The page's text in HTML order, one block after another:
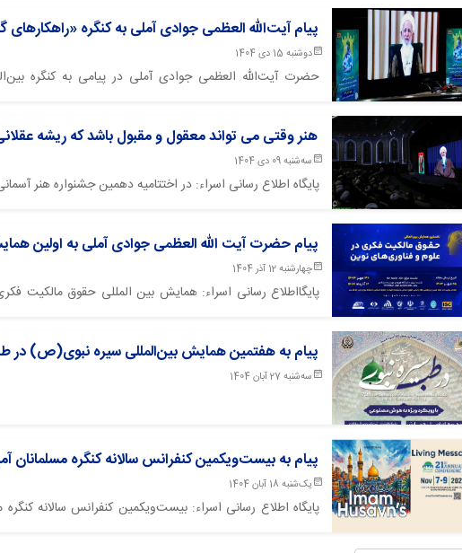
پیام آیت‌الله العظمی جوادی آملی به کنگره
دوشنبه 15 دی 1404
حضرت آیت‌الله العظمی جوادی آملی در پیامی به کنگره
هنر وقتی می تواند معقول و مقبول باشد كه ريشه
سه‌شنبه 09 دی 1404
پایگاه اطلاع رسانی اسراء: در اختتامیه دهمین جشنواره هنر
پیام حضرت آیت الله العظمی جوادی آملی به اولین
چهارشنبه 12 آذر 1404
پایگااطلاع رسانی اسراء: همایش بین المللی حقوق مالکیت
پیام به هفتمین همایش بین‌المللی سیره نبوی(ص) در
سه‌شنبه 27 آبان 1404
پیام به بیست‌ویکمین کنفرانس سالانه کنگره مسلمانان
یک‌شنبه 18 آبان 1404
پایگاه اطلاع رسانی اسراء: بیست‌ویکمین کنفرانس سالانه کنگره